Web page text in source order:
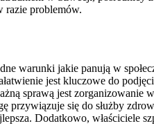
razie problemów.
warunki jakie panują w
jest kluczowe do
sprawą jest
przywiązuje się do służby
Dodatkowo, właściciele